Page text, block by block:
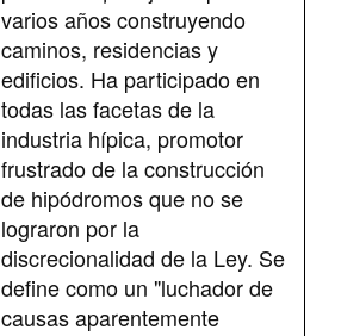
varios años construyendo
caminos, residencias y
edificios. Ha participado en
todas las facetas de la
industria hípica, promotor
frustrado de la construcción
de hipódromos que no se
lograron por la
discrecionalidad de la Ley. Se
define como un "luchador de
causas aparentemente